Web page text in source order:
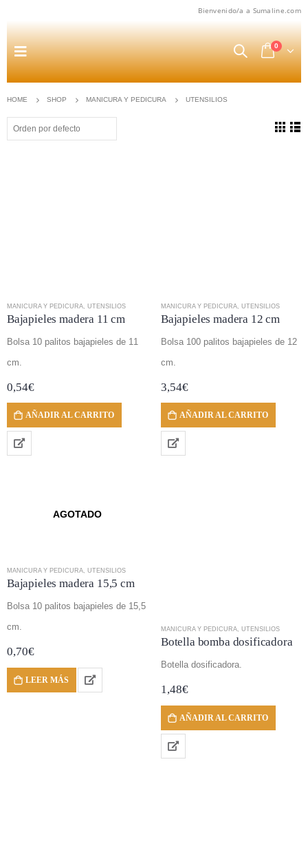
Bienvenido/a a Sumaline.com
0
HOME SHOP MANICURA Y PEDICURA UTENSILIOS
MANICURA Y PEDICURA UTENSILIOS
Bajapieles madera 11 cm
Bolsa 10 palitos bajapieles de 11
cm.
0,54€
AÑADIR AL CARRITO
MANICURA Y PEDICURA UTENSILIOS
Bajapieles madera 12 cm
Bolsa 100 palitos bajapieles de 12
cm.
3,54€
AÑADIR AL CARRITO
AGOTADO
MANICURA Y PEDICURA, UTENSILIOS
Bajapieles madera 15,5 cm
Bolsa 10 palitos bajapieles de 15,5
cm.
0,70€
LEER MÁS
MANICURA Y PEDICURA, UTENSILIOS
Botella bomba dosificadora
Botella dosificadora.
1,48€
AÑADIR AL CARRITO